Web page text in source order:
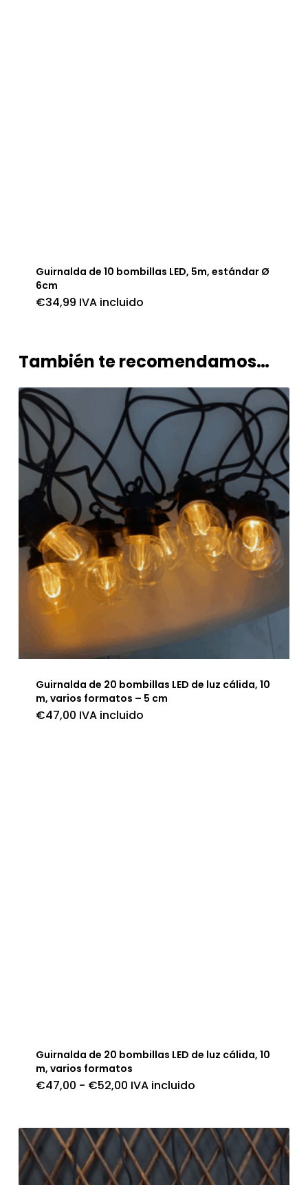
Guirnalda de 10 bombillas LED, 5m, estándar Ø
6cm
€34,99 IVA incluido
También te recomendamos…
Guirnalda de 20 bombillas LED de luz cálida, 10
m, varios formatos – 5 cm
€47,00 IVA incluido
Guirnalda de 20 bombillas LED de luz cálida, 10
m, varios formatos
€47,00 - €52,00Rango
€47,00
hasta
€52,00
IVA incluido